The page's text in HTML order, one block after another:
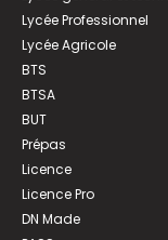
Lycée Professionnel
Lycée Agricole
BTS
BTSA
BUT
Prépas
Licence
Licence Pro
DN Made